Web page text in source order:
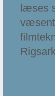
læses